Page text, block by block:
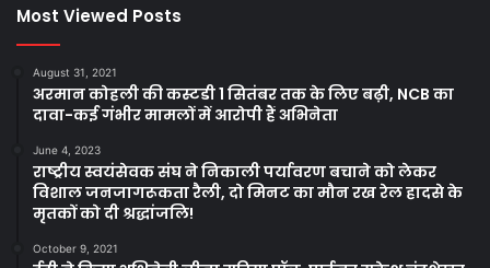
Most Viewed Posts
August 31, 2021
अरमान कोहली की कस्टडी 1 सितंबर तक के लिए बढ़ी, NCB का
दावा-कई गंभीर मामलों में आरोपी हैं अभिनेता
June 4, 2023
राष्ट्रीय स्वयंसेवक संघ ने निकाली पर्यावरण बचाने को लेकर
विशाल जनजागरूकता रैली, दो मिनट का मौन रख रेल हादसे के
मृतकों को दी श्रद्धांजलि!
October 9, 2021